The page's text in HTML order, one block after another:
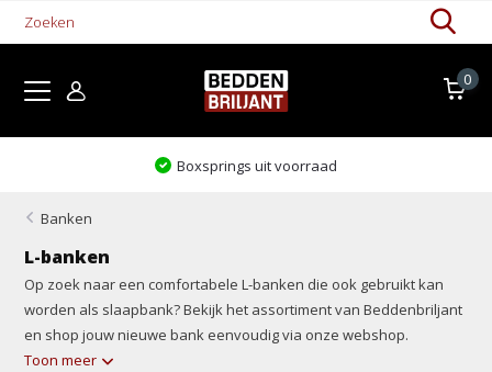
0
Levertijd 1-5 werkdagen
Banken
L-banken
Op zoek naar een comfortabele L-banken die ook gebruikt kan
worden als slaapbank? Bekijk het assortiment van Beddenbriljant
en shop jouw nieuwe bank eenvoudig via onze webshop.
Toon meer